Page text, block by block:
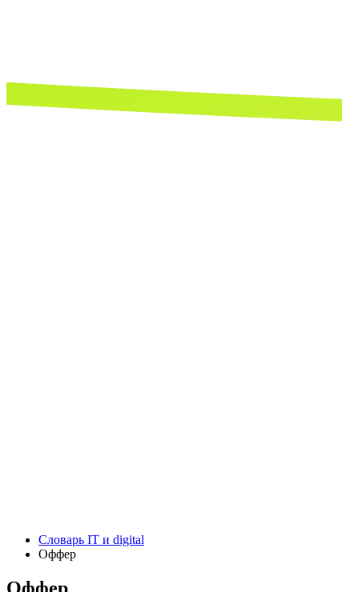
Словарь IT и digital
Оффер